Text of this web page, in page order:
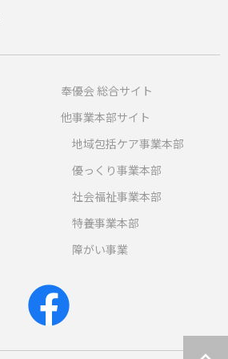
奉優会 総合サイト
他事業本部サイト
地域包括ケア事業本部
優っくり事業本部
社会福祉事業本部
特養事業本部
障がい事業